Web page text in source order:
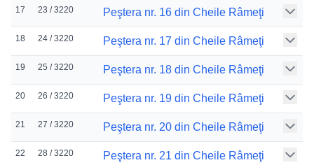
17 23 / 3220 Peştera nr. 16 din Cheile Râmeţi
18 24 / 3220 Peştera nr. 17 din Cheile Râmeţi
19 25 / 3220 Peştera nr. 18 din Cheile Râmeţi
20 26 / 3220 Peştera nr. 19 din Cheile Râmeţi
21 27 / 3220 Peştera nr. 20 din Cheile Râmeţi
22 28 / 3220 Peştera nr. 21 din Cheile Râmeţi